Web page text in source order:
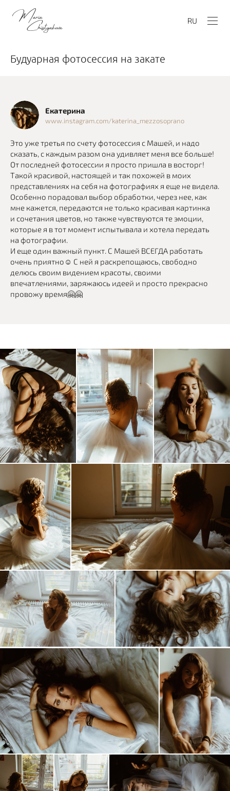
RU
Будуарная фотосессия на закате
Екатерина
www.instagram.com/katerina_mezzosoprano
Это уже третья по счету фотосессия с Машей, и надо
сказать, с каждым разом она удивляет меня все больше!
От последней фотосессии я просто пришла в восторг!
Такой красивой, настоящей и так похожей в моих
представлениях на себя на фотографиях я еще не видела.
Особенно порадовал выбор обработки, через нее, как
мне кажется, передаются не только красивая картинка
и сочетания цветов, но также чувствуются те эмоции,
которые я в тот момент испытывала и хотела передать
на фотографии.
И еще один важный пункт. С Машей ВСЕГДА работать
очень приятно☺️ С ней я раскрепощаюсь, свободно
делюсь своим видением красоты, своими
впечатлениями, заряжаюсь идеей и просто прекрасно
провожу время🤗🤗